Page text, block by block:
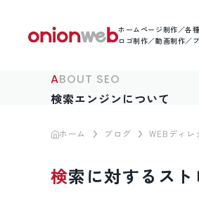
ホームページ制作／各
ロゴ制作／動画制作／
ABOUT SEO
検索エンジンについて
ホーム ブログ WEBディレ
検索に対するス